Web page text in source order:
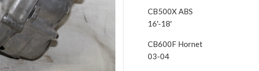
CB500X ABS
16'-18'
CB600F Hornet
03-04